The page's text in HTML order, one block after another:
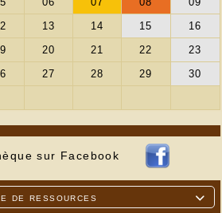
sur Facebook

de ressources